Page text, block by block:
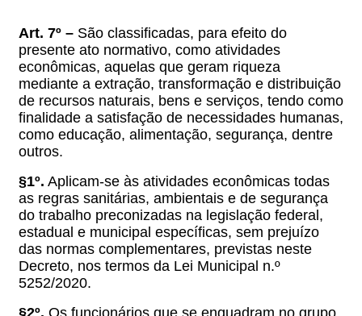
Art. 7º – São classificadas, para efeito do
presente ato normativo, como atividades
econômicas, aquelas que geram riqueza
mediante a extração, transformação e distribuição
de recursos naturais, bens e serviços, tendo como
finalidade a satisfação de necessidades humanas,
como educação, alimentação, segurança, dentre
outros.
§1º. Aplicam-se às atividades econômicas todas
as regras sanitárias, ambientais e de segurança
do trabalho preconizadas na legislação federal,
estadual e municipal específicas, sem prejuízo
das normas complementares, previstas neste
Decreto, nos termos da Lei Municipal n.º
5252/2020.
§2º. Os funcionários que se enquadram no grupo